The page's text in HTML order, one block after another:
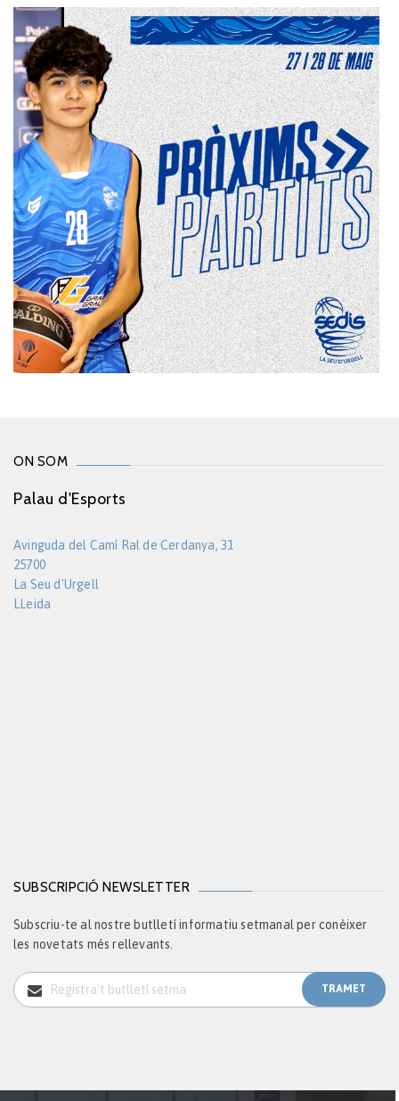
ON SOM
Palau d'Esports
Avinguda del Camí Ral de Cerdanya, 31
25700
La Seu d'Urgell
LLeida
SUBSCRIPCIÓ NEWSLETTER
Subscriu-te al nostre butlletí informatiu setmanal per conèixer
les novetats més rellevants.